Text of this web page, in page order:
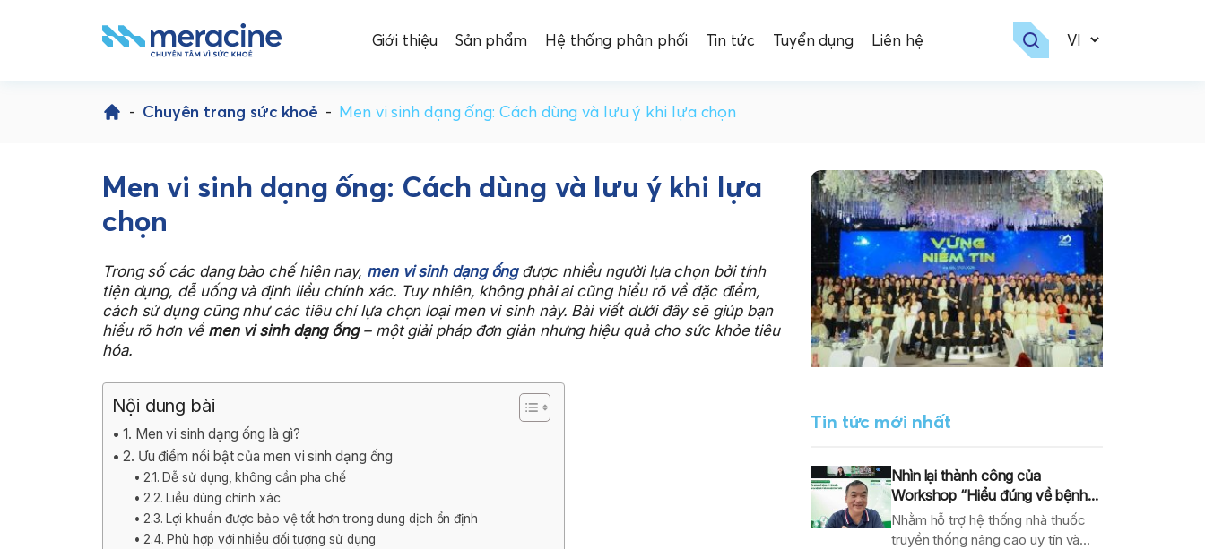
Giới thiệu Sản phẩm Hệ thống phân phối Tin tức Tuyển dụng Liên hệ
- Chuyên trang sức khoẻ - Men vi sinh dạng ống: Cách dùng và lưu ý khi lựa chọn
Men vi sinh dạng ống: Cách dùng và lưu ý khi lựa
chọn
Trong số các dạng bào chế hiện nay, men vi sinh dạng ốngđược nhiều người lựa chọn bởi tính
tiện dụng, dễ uống và định liều chính xác. Tuy nhiên, không phải ai cũng hiểu rõ về đặc điểm,
cách sử dụng cũng như các tiêu chí lựa chọn loại men vi sinh này. Bài viết dưới đây sẽ giúp bạn
hiểu rõ hơn về men vi sinh dạng ống– một giải pháp đơn giản nhưng hiệu quả cho sức khỏe tiêu
hóa.
Nội dung bài
1. Men vi sinh dạng ống là gì?
2. Ưu điểm nổi bật của men vi sinh dạng ống
2.1. Dễ sử dụng, không cần pha chế
2.2. Liều dùng chính xác
2.3. Lợi khuẩn được bảo vệ tốt hơn trong dung dịch ổn định
2.4. Phù hợp với nhiều đối tượng sử dụng
Tin tức mới nhất
Nhìn lại thành công của
Workshop “Hiểu đúng về bệnh...
Nhằm hỗ trợ hệ thống nhà thuốc
truyền thống nâng cao uy tín và